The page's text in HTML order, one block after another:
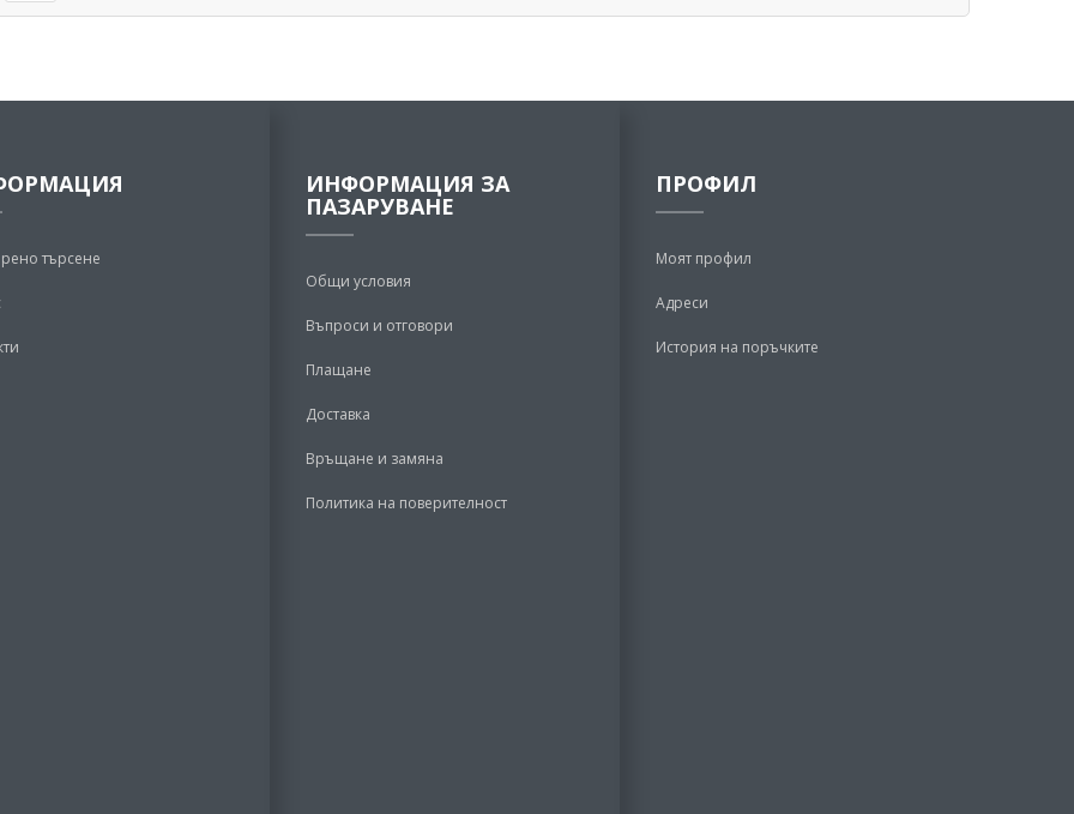
търсене
ИНФОРМАЦИЯ ЗА
ПАЗАРУВАНЕ
Общи условия
Въпроси и отговори
Плащане
Доставка
Връщане и замяна
Политика на поверителност
ПРОФИЛ
Моят профил
Адреси
История на поръчките